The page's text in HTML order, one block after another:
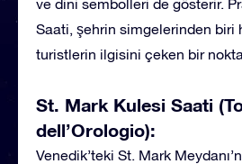
ve dini sembolleri de gösterir.
Saati, şehrin simgelerinden biri
turistlerin ilgisini çeken bir
St. Mark Kulesi Saati
dell’Orologio):
Venedik’teki St. Mark